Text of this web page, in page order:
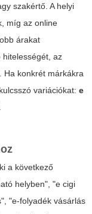
szakértő. A helyi
míg az online
árakat
hitelességét, az
Ha konkrét márkákra
variációkat: e
a következő
helyben", "e cigi
"e-folyadék vásárlás